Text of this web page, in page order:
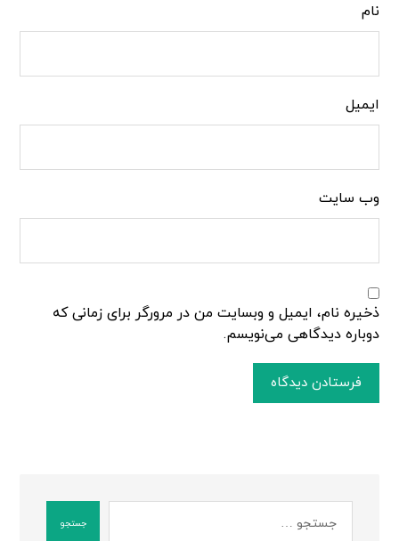
نام
ایمیل
وب‌ سایت
ذخیره نام، ایمیل و وبسایت من در مرورگر برای زمانی که
دوباره دیدگاهی می‌نویسم.
فرستادن دیدگاه
جستجو